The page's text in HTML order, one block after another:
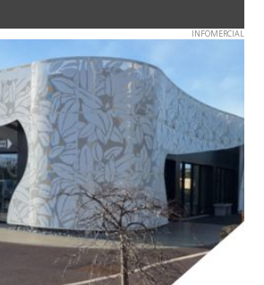
INFOMERCIAL